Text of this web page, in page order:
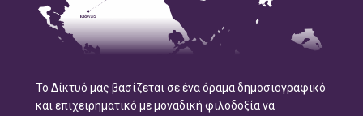
Το Δίκτυό μας βασίζεται σε ένα όραμα δημοσιογραφικό
και επιχειρηματικό με μοναδική φιλοδοξία να